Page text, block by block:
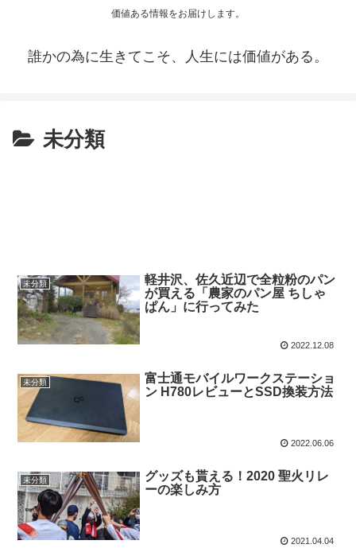
価値ある情報をお届けします。
誰かの為に生きてこそ、人生には価値がある。
未分類
未分類
軽井沢、佐久近辺で全粒粉のパン
が買える「農家のパン屋 ちしゃ
ぱん」に行ってみた
2022.12.08
未分類
富士通モバイルワークステーショ
ン H780レビューとSSD換装方法
2022.06.06
未分類
グッズも貰える！2020 聖火リレ
ーの楽しみ方
2021.04.04